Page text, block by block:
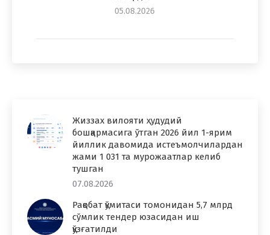
05.08.2026
Жиззах вилояти ҳудудий
бошқармасига ўтган 2026 йил 1-ярим
йиллик давомида истеъмолчилардан
жами 1 031 та мурожаатлар келиб
тушган
07.08.2026
Рақобат қўмитаси томонидан 5,7 млрд
сўмлик тендер юзасидан иш
қўзғатилди